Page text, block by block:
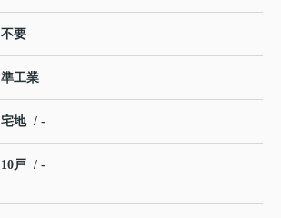
不要
準工業
宅地 / -
10戸 / -